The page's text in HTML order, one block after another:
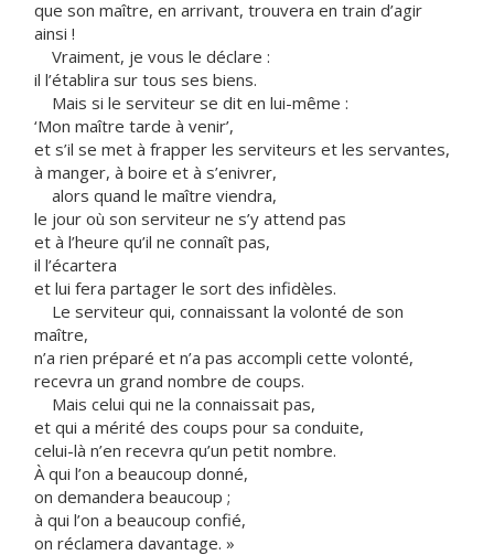
que son maître, en arrivant, trouvera en train d’agir
ainsi !
Vraiment, je vous le déclare :
il l’établira sur tous ses biens.
Mais si le serviteur se dit en lui-même :
‘Mon maître tarde à venir’,
et s’il se met à frapper les serviteurs et les servantes,
à manger, à boire et à s’enivrer,
alors quand le maître viendra,
le jour où son serviteur ne s’y attend pas
et à l’heure qu’il ne connaît pas,
il l’écartera
et lui fera partager le sort des infidèles.
Le serviteur qui, connaissant la volonté de son
maître,
n’a rien préparé et n’a pas accompli cette volonté,
recevra un grand nombre de coups.
Mais celui qui ne la connaissait pas,
et qui a mérité des coups pour sa conduite,
celui-là n’en recevra qu’un petit nombre.
À qui l’on a beaucoup donné,
on demandera beaucoup ;
à qui l’on a beaucoup confié,
on réclamera davantage. »